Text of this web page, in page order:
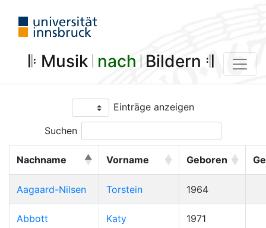
𝄆 Musik 𝄀 nach 𝄀 Bildern 𝄇
Einträge anzeigen
Suchen
Nachname Vorname Geboren
Aagaard-Nilsen Torstein 1964
Abbott Katy 1971